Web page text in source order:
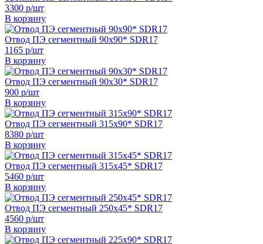
3300 р/шт
В корзину
Отвод ПЭ сегментный 90х90* SDR17
1165 р/шт
В корзину
Отвод ПЭ сегментный 90х30* SDR17
900 р/шт
В корзину
Отвод ПЭ сегментный 315х90* SDR17
8380 р/шт
В корзину
Отвод ПЭ сегментный 315х45* SDR17
5460 р/шт
В корзину
Отвод ПЭ сегментный 250х45* SDR17
4560 р/шт
В корзину